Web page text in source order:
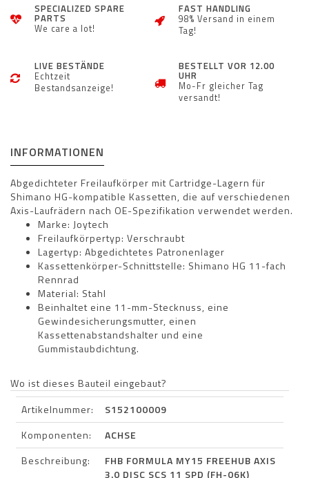
SPECIALIZED SPARE
PARTS
We care a lot!
FAST HANDLING
98% Versand in einem
Tag!
LIVE BESTÄNDE
Echtzeit
Bestandsanzeige!
BESTELLT VOR 12.00
UHR
Mo-Fr gleicher Tag
versandt!
INFORMATIONEN
Abgedichteter Freilaufkörper mit Cartridge-Lagern für
Shimano HG-kompatible Kassetten, die auf verschiedenen
Axis-Laufrädern nach OE-Spezifikation verwendet werden.
Marke: Joytech
Freilaufkörpertyp: Verschraubt
Lagertyp: Abgedichtetes Patronenlager
Kassettenkörper-Schnittstelle: Shimano HG 11-fach
Rennrad
Material: Stahl
Beinhaltet eine 11-mm-Stecknuss, eine
Gewindesicherungsmutter, einen
Kassettenabstandshalter und eine
Gummistaubdichtung.
Wo ist dieses Bauteil eingebaut?
Artikelnummer:
S152100009
Komponenten:
ACHSE
Beschreibung:
FHB FORMULA MY15 FREEHUB AXIS
3.0 DISC SCS 11 SPD (FH-06K)